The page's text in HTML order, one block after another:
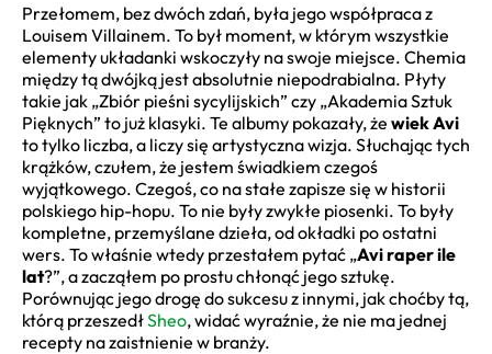
Przełomem, bez dwóch zdań, była jego współpraca z
Louisem Villainem. To był moment, w którym wszystkie
elementy układanki wskoczyły na swoje miejsce. Chemia
między tą dwójką jest absolutnie niepodrabialna. Płyty
takie jak „Zbiór pieśni sycylijskich” czy „Akademia Sztuk
Pięknych” to już klasyki. Te albumy pokazały, że wiek Avi
to tylko liczba, a liczy się artystyczna wizja. Słuchając tych
krążków, czułem, że jestem świadkiem czegoś
wyjątkowego. Czegoś, co na stałe zapisze się w historii
polskiego hip-hopu. To nie były zwykłe piosenki. To były
kompletne, przemyślane dzieła, od okładki po ostatni
wers. To właśnie wtedy przestałem pytać „Avi raper ile
lat?”, a zacząłem po prostu chłonąć jego sztukę.
Porównując jego drogę do sukcesu z innymi, jak choćby tą,
którą przeszedłSheo, widać wyraźnie, że nie ma jednej
recepty na zaistnienie w branży.